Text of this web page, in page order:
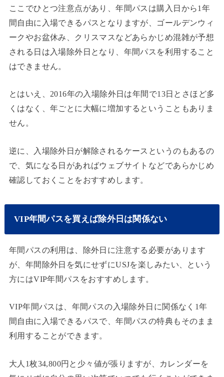
ここでひとつ注意点があり、年間パスは購入日から1年
間自由に入場できるパスとなりますが、ゴールデンウィ
ークやお盆休み、クリスマスなどあらかじめ混雑が予想
される日は入場除外日となり、年間パスを利用すること
はできません。
とはいえ、2016年の入場除外日は年間で13日とさほど多
くはなく、年ごとに大幅に増加するということもありま
せん。
逆に、入場除外日が解除されるケースというのもあるの
で、気になる日があればウェブサイトなどであらかじめ
確認しておくことをおすすめします。
VIP年間パスを買えば除外日は関係ない
年間パスの利用は、除外日に注意する必要があります
が、年間除外日を気にせずにUSJを楽しみたい、という
方にはVIP年間パスをおすすめします。
VIP年間パスは、年間パスの入場除外日に関係なく1年
間自由に入場できるパスで、年間パスの特典もそのまま
利用することができます。
大人1枚34,800円と少々値が張りますが、カレンダーを